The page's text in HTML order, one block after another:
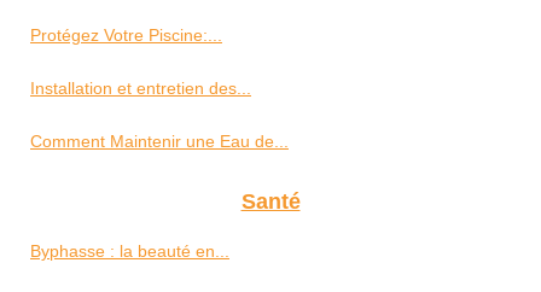
Protégez Votre Piscine:...
Installation et entretien des...
Comment Maintenir une Eau de...
Santé
Byphasse : la beauté en...